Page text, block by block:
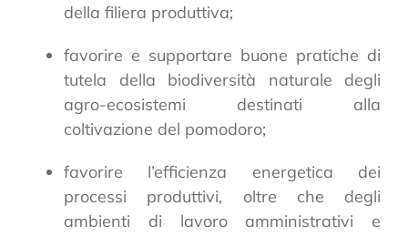
della filiera produttiva;
favorire e supportare buone pratiche di
tutela della biodiversità naturale degli
agro-ecosistemi destinati alla
coltivazione del pomodoro;
favorire l’efficienza energetica dei
processi produttivi, oltre che degli
ambienti di lavoro amministrativi e